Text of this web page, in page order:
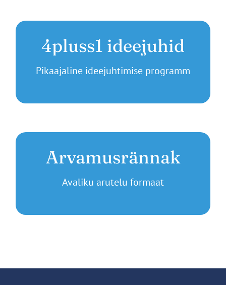
4pluss1 ideejuhid
Pikaajaline ideejuhtimise programm
Arvamusrännak
Avaliku arutelu formaat